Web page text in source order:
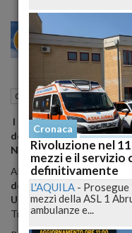
MILANO
Cronaca dal mondo 17
I cambiamenti climatici
della diffusione di
Nilo occidentale.
Almeno secondo quanto
dell'Harold W. Manter
University of Nebraska-
Transactions of the Royal
Cronaca
Rivoluzione nel
mezzi e il servizio
definitivamente
L'AQUILA - Prosegue
mezzi della ASL 1
ambulanze e...